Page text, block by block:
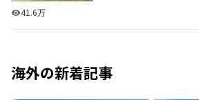
韓国・ソウルの2泊3日おすすめモデ
41.6万
海外の新着記事